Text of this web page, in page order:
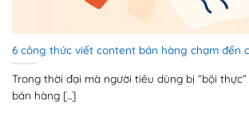
6 công thức viết content bán hàng chạm đến
Trong thời đại mà người tiêu dùng bị “bội
bán hàng [...]